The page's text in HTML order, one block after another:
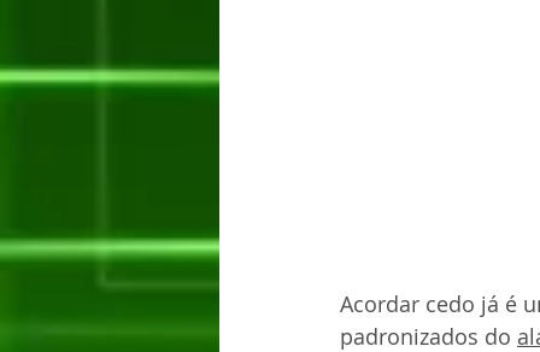
Acordar cedo já é
padronizados do